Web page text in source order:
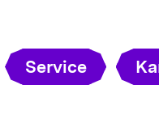
Service